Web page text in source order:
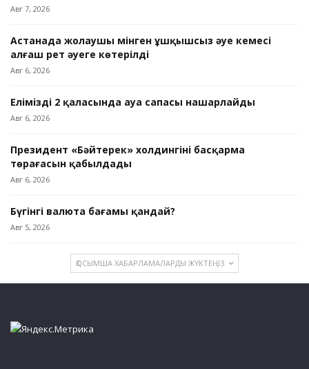
Авг 7, 2026
Астанада жолаушы мінген ұшқышсыз әуе кемесі
алғаш рет әуеге көтерілді
Авг 6, 2026
Еліміздің 2 қаласында ауа сапасы нашарлайды
Авг 6, 2026
Президент «Бәйтерек» холдингінің басқарма
төрағасын қабылдады
Авг 6, 2026
Бүгінгі валюта бағамы қандай?
Авг 5, 2026
ҚОСЫМША ХАБАРЛАМАЛАРДЫ ЖҮКТЕҢІЗ